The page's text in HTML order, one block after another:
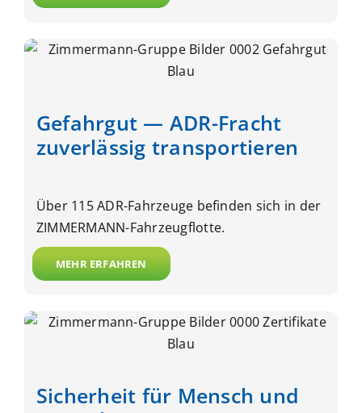
Gefahrgut — ADR-Fracht
zuverlässig transportieren
Über 115 ADR-Fahrzeuge befinden sich in der
ZIMMERMANN-Fahrzeugflotte.
MEHR ERFAHREN
Sicherheit für Mensch und